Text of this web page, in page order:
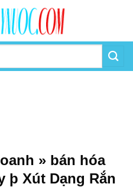
» bán hóa
þ Xút Dạng Rắn